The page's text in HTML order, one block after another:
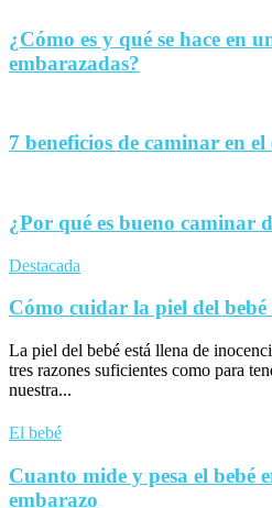
¿Cómo es y qué se hace en
embarazadas?
7 beneficios de caminar en el
¿Por qué es bueno caminar
Destacada
Cómo cuidar la piel del
La piel del bebé está llena de
tres razones suficientes como para
nuestra...
El bebé
Cuanto mide y pesa el bebé
embarazo